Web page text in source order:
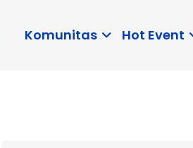
Komunitas Hot Event